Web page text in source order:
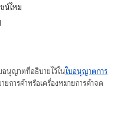
น์ไหม
อนุญาตที่อธิบายไว้ในใบอนุญาตการ
การค้าหรือเครื่องหมายการค้าจด